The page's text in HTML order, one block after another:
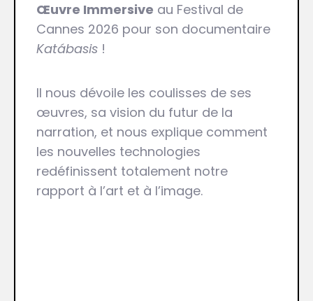
Œuvre Immersive au Festival de
Cannes 2026 pour son documentaire
Katábasis !
Il nous dévoile les coulisses de ses
œuvres, sa vision du futur de la
narration, et nous explique comment
les nouvelles technologies
redéfinissent totalement notre
rapport à l’art et à l’image.